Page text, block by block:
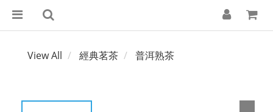
View All 經典茗茶 普洱熟茶